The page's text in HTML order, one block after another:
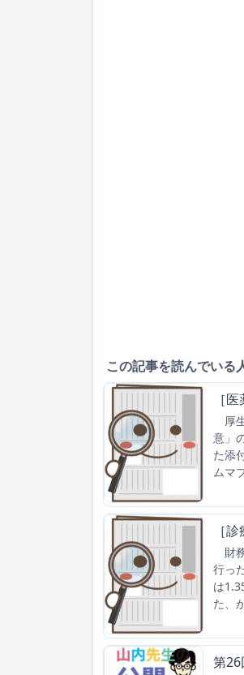
この記事を読んでいる
［
厚
意」
た添
ムマ
［
財
行っ
は
た、
第26